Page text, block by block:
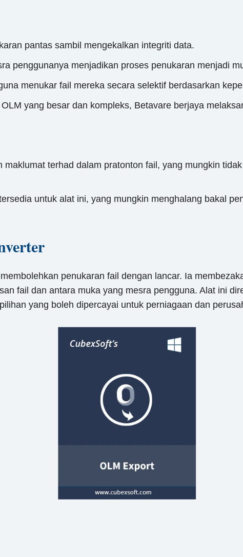
pantas sambil mengekalkan integriti data.
penggunanya menjadikan proses penukaran menjadi
menukar fail mereka secara selektif berdasarkan
yang besar dan kompleks, Betavare berjaya
maklumat terhad dalam pratonton fail, yang mungkin
untuk alat ini, yang mungkin menghalang bakal
penukaran fail dengan lancar. Ia
fail dan antara muka yang mesra pengguna. Alat ini
yang boleh dipercayai untuk perniagaan dan